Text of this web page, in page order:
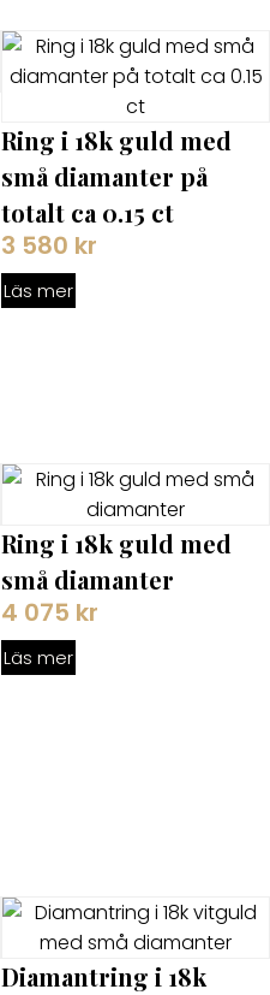
Ring i 18k guld med
små diamanter på
totalt ca 0.15 ct
3 580 kr
Läs mer
Ring i 18k guld med
små diamanter
4 075 kr
Läs mer
Diamantring i 18k